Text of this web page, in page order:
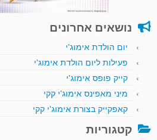
נושאים אחרונים
יום הולדת אימוג'י
פעילות ליום הולדת אימוג'י
קייק פופס אימוג'י
מיני מאפינס אימוג'י קקי
קאפקייק בצורת אימוג'י קקי
קטגוריות